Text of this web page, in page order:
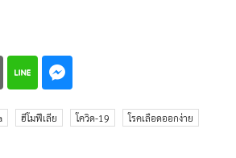
ฮีโมฟีเลีย โควิด-19 โรคเลือดออกง่าย